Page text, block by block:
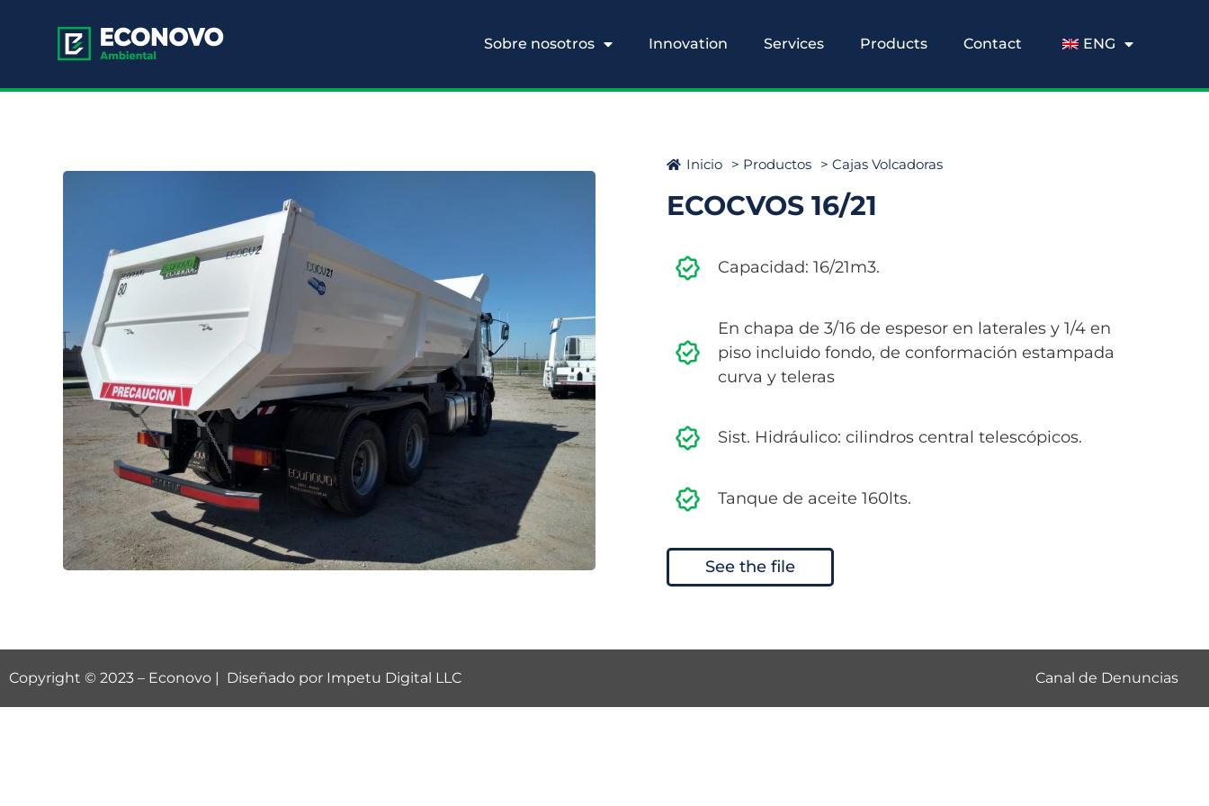
Sobre nosotros Innovation Services Products Contact ENG
Inicio > Productos > Cajas Volcadoras
ECOCVOS 16/21
Capacidad: 16/21m3.
En chapa de 3/16 de espesor en laterales y 1/4 en
piso incluido fondo, de conformación estampada
curva y teleras
Sist. Hidráulico: cilindros central telescópicos.
Tanque de aceite 160lts.
See the file
Copyright © 2023 – Econovo | Diseñado por Impetu Digital LLC Canal de Denuncias